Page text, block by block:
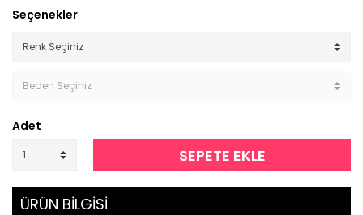
Seçenekler
Adet
SEPETE EKLE
ÜRÜN BİLGİSİ